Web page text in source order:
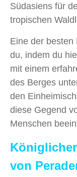
Südasiens für
tropischen
Eine der besten
du, indem du
mit einem
des Berges
den
diese Gegend
Menschen
von